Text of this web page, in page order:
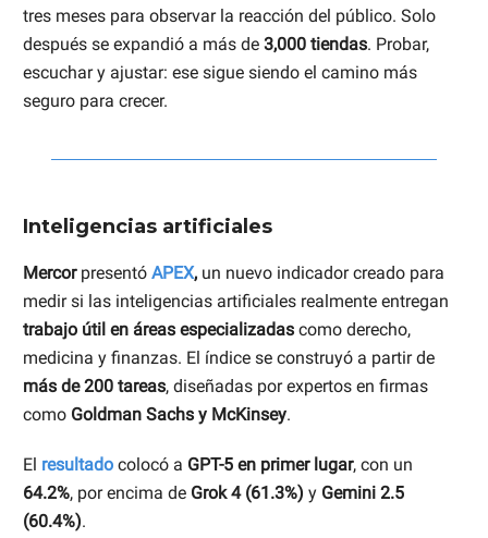
tres meses para observar la reacción del público. Solo
después se expandió a más de 3,000 tiendas. Probar,
escuchar y ajustar: ese sigue siendo el camino más
seguro para crecer.
Inteligencias artificiales
Mercorpresentó APEX, un nuevo indicador creado para
medir si las inteligencias artificiales realmente entregan
trabajo útil en áreas especializadas como derecho,
medicina y finanzas. El índice se construyó a partir de
más de 200 tareas, diseñadas por expertos en firmas
como Goldman Sachs y McKinsey.
El resultado colocó a GPT-5 en primer lugar, con un
64.2%, por encima de Grok 4 (61.3%) y Gemini 2.5
(60.4%).